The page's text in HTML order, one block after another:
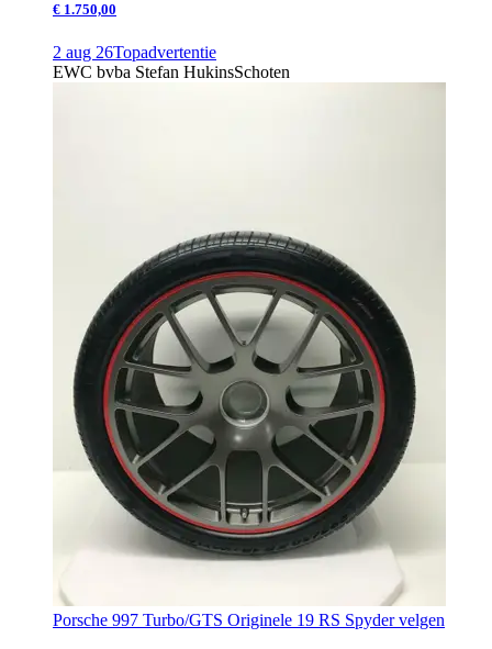
€ 1.750,00
2 aug 26Topadvertentie
EWC bvba Stefan HukinsSchoten
Porsche 997 Turbo/GTS Originele 19 RS Spyder velgen